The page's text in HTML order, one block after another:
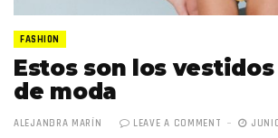
FASHION
Estos son los
de moda
ALEJANDRA MARÍN LEAVE A COMMENT